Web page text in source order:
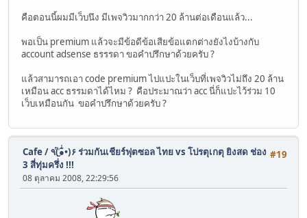
คือตอนนี้ผมมีเว็บนึง มีเพจวิวมากกว่า 20 ล้านต่อเดือนแล้ว...
พอเป็น premium แล้วจะมีข้อดีข้อเสียข้อแตกต่างยังไงบ้างกับ
account adsense ธรรรดา ขอคำปรึกษาด้วยครับ ?
แล้วสามารถเอา code premium ไปแปะในเว็บที่เพจวิวไม่ถึง 20 ล้าน
เหมือน acc ธรรมดาได้ไหม ? คือประมาณว่า acc นี่ก็แปะไว้ร่วม 10
เว็บเหมือนกัน ขอคำปรึกษาด้วยครับ ?
#19
Cafe/٩(̾●̮̮̃̾•̃̾)۶ ร่วมกันเชียร์ฟุตซอล ไทย vs โปรตุเกตุ ยิงสด ช่อง
3 สี่ทุ่มครึ่ง !!!
08 ตุลาคม 2008, 22:29:56